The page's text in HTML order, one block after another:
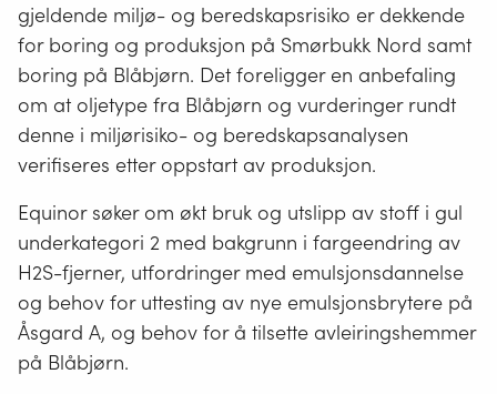
gjeldende miljø- og beredskapsrisiko er dekkende
for boring og produksjon på Smørbukk Nord samt
boring på Blåbjørn. Det foreligger en anbefaling
om at oljetype fra Blåbjørn og vurderinger rundt
denne i miljørisiko- og beredskapsanalysen
verifiseres etter oppstart av produksjon.
Equinor søker om økt bruk og utslipp av stoff i gul
underkategori 2 med bakgrunn i fargeendring av
H2S-fjerner, utfordringer med emulsjonsdannelse
og behov for uttesting av nye emulsjonsbrytere på
Åsgard A, og behov for å tilsette avleiringshemmer
på Blåbjørn.